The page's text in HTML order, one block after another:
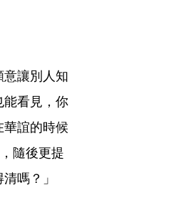
讓別人知
看見，你
誼的時候
隨後更提
嗎？」